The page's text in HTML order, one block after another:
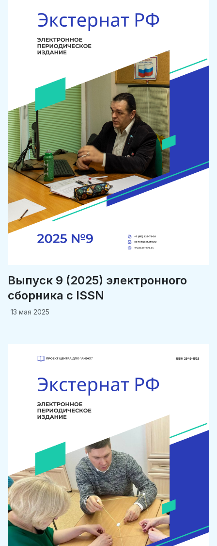
Выпуск 9 (2025) электронного
сборника c ISSN
13 мая 2025